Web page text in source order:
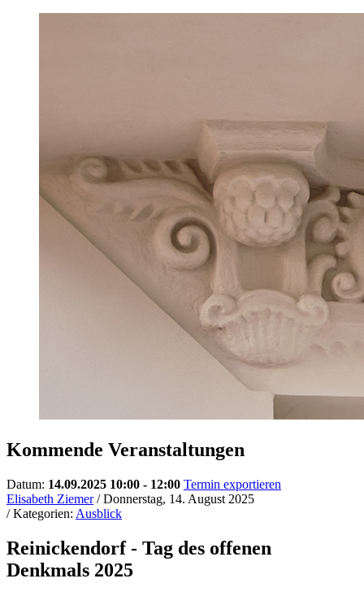
Kommende Veranstaltungen
Datum: 14.09.2025 10:00 - 12:00 Termin exportieren
Elisabeth Ziemer / Donnerstag, 14. August 2025
/ Kategorien: Ausblick
Reinickendorf - Tag des offenen
Denkmals 2025